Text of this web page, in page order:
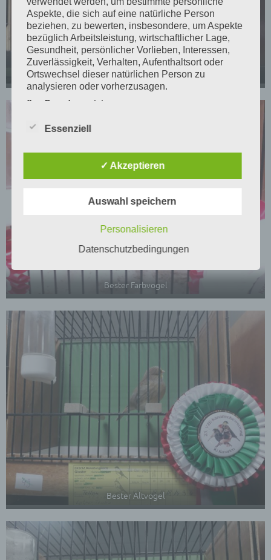
Bester Positurvogel
Bester Farbvogel
Bester Altvogel
Aspekte, die sich auf eine natürliche Person
beziehen, zu bewerten, insbesondere, um Aspekte
bezüglich Arbeitsleistung, wirtschaftlicher Lage,
Gesundheit, persönlicher Vorlieben, Interessen,
Zuverlässigkeit, Verhalten, Aufenthaltsort oder
Ortswechsel dieser natürlichen Person zu
analysieren oder vorherzusagen.
f) Pseudonymisierung
personenbezogener Daten in einer Weise, auf
Hinzuziehung zusätzlicher Informationen nicht
mehr einer spezifischen betroffenen Person
zugeordnet werden können, sofern diese
werden und technischen und organisatorischen
die personenbezogenen Daten nicht einer
Person zugewiesen werden.
g) Verantwortlicher oder für die Verarbeitung
Verantwortlicher
Person, Behörde, Einrichtung oder andere Stelle,
die allein oder gemeinsam mit anderen über die
Zwecke und Mittel der Verarbeitung von
personenbezogenen Daten entscheidet. Sind die
Zwecke und Mittel dieser Verarbeitung durch das
Unionsrecht oder das Recht der Mitgliedstaaten
vorgegeben, so kann der Verantwortliche
beziehungsweise können die bestimmten Kriterien
seiner Benennung nach dem Unionsrecht oder
dem Recht der Mitgliedstaaten vorgesehen
h) Auftragsverarbeiter
Auftragsverarbeiter ist eine natürliche oder
juristische Person, Behörde, Einrichtung oder
andere Stelle, die personenbezogene Daten im
Auftrag des Verantwortlichen verarbeitet.
i) Empfänger
Empfänger ist eine natürliche oder juristische
Person, Behörde, Einrichtung oder andere Stelle,
Essenziell
✓ Akzeptieren
Auswahl speichern
Personalisieren
Datenschutzbedingungen